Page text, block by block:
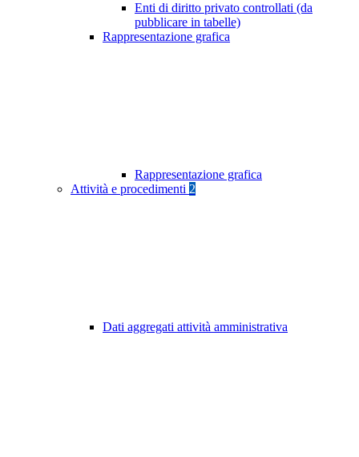
Enti di diritto privato controllati (da
pubblicare in tabelle)
Rappresentazione grafica
Rappresentazione grafica
Attività e procedimenti 2
Dati aggregati attività amministrativa